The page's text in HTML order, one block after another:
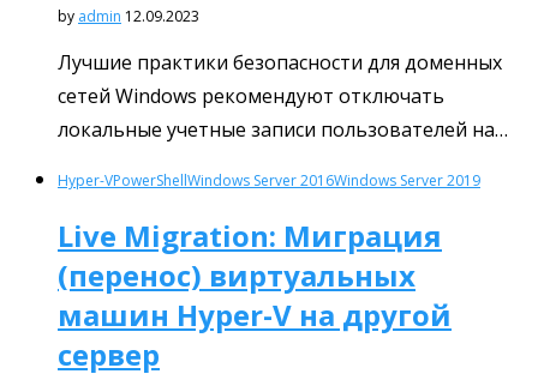
by admin 12.09.2023
Лучшие практики безопасности для доменных
сетей Windows рекомендуют отключать
локальные учетные записи пользователей на…
Hyper-VPowerShellWindows Server 2016Windows Server 2019
Live Migration: Миграция
(перенос) виртуальных
машин Hyper-V на другой
сервер